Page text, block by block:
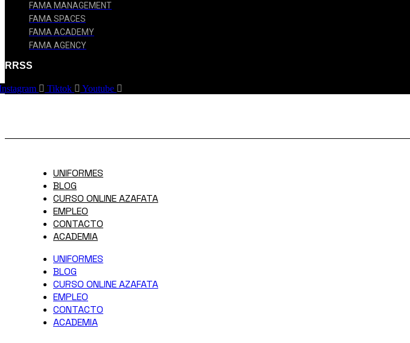
FAMA MANAGEMENT
FAMA SPACES
FAMA ACADEMY
FAMA AGENCY
RRSS
Tiktok Youtube
UNIFORMES
BLOG
CURSO ONLINE AZAFATA
EMPLEO
CONTACTO
ACADEMIA
UNIFORMES
BLOG
CURSO ONLINE AZAFATA
EMPLEO
CONTACTO
ACADEMIA